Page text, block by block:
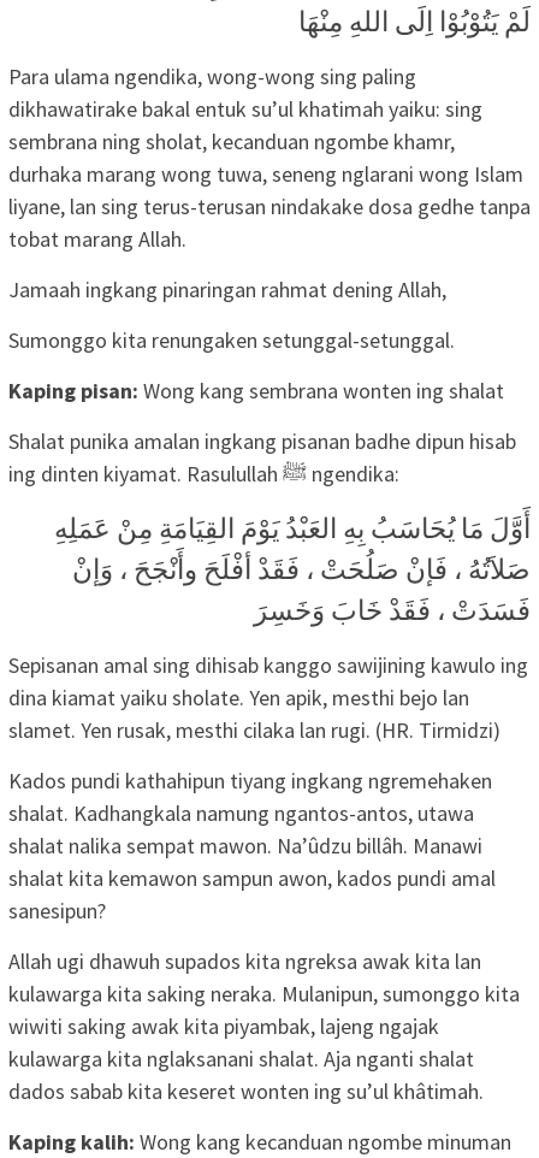
لَمْ يَتُوْبُوْا اِلَى اللهِ مِنْهَا
Para ulama ngendika, wong-wong sing paling
dikhawatirake bakal entuk su’ul khatimah yaiku: sing
sembrana ning sholat, kecanduan ngombe khamr,
durhaka marang wong tuwa, seneng nglarani wong Islam
liyane, lan sing terus-terusan nindakake dosa gedhe tanpa
tobat marang Allah.
Jamaah ingkang pinaringan rahmat dening Allah,
Sumonggo kita renungaken setunggal-setunggal.
Kaping pisan: Wong kang sembrana wonten ing shalat
Shalat punika amalan ingkang pisanan badhe dipun hisab
ing dinten kiyamat. Rasulullah ﷺ ngendika:
أَوَّلَ مَا يُحَاسَبُ بِهِ العَبْدُ يَوْمَ القِيَامَةِ مِنْ عَمَلِهِ
صَلاَتُهُ ، فَإنْ صَلُحَتْ ، فَقَدْ أفْلَحَ وأَنْجَحَ ، وَإنْ
فَسَدَتْ ، فَقَدْ خَابَ وَخَسِرَ
Sepisanan amal sing dihisab kanggo sawijining kawulo ing
dina kiamat yaiku sholate. Yen apik, mesthi bejo lan
slamet. Yen rusak, mesthi cilaka lan rugi. (HR. Tirmidzi)
Kados pundi kathahipun tiyang ingkang ngremehaken
shalat. Kadhangkala namung ngantos-antos, utawa
shalat nalika sempat mawon. Na’ûdzu billâh. Manawi
shalat kita kemawon sampun awon, kados pundi amal
sanesipun?
Allah ugi dhawuh supados kita ngreksa awak kita lan
kulawarga kita saking neraka. Mulanipun, sumonggo kita
wiwiti saking awak kita piyambak, lajeng ngajak
kulawarga kita nglaksanani shalat. Aja nganti shalat
dados sabab kita keseret wonten ing su’ul khâtimah.
Kaping kalih: Wong kang kecanduan ngombe minuman